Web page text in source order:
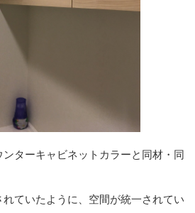
ターキャビネットカラーと同材・同
ていたように、空間が統一されてい